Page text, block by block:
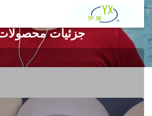
جزئیات محصولات